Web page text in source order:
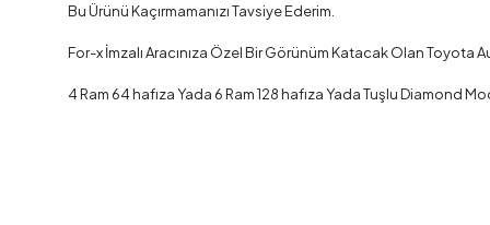
Bu Ürünü Kaçırmamanızı Tavsiye Ederim.
For-x İmzalı Aracınıza Özel Bir Görünüm Katacak Olan
4 Ram 64 hafıza Yada 6 Ram 128 hafıza Yada Tuşlu Diamond